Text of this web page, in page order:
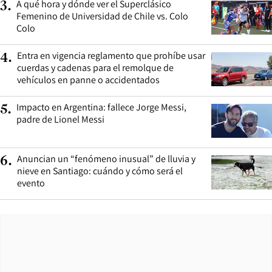
3. A qué hora y dónde ver el Superclásico
Femenino de Universidad de Chile vs. Colo
Colo
4. Entra en vigencia reglamento que prohíbe usar
cuerdas y cadenas para el remolque de
vehículos en panne o accidentados
5. Impacto en Argentina: fallece Jorge Messi,
padre de Lionel Messi
6. Anuncian un “fenómeno inusual” de lluvia y
nieve en Santiago: cuándo y cómo será el
evento